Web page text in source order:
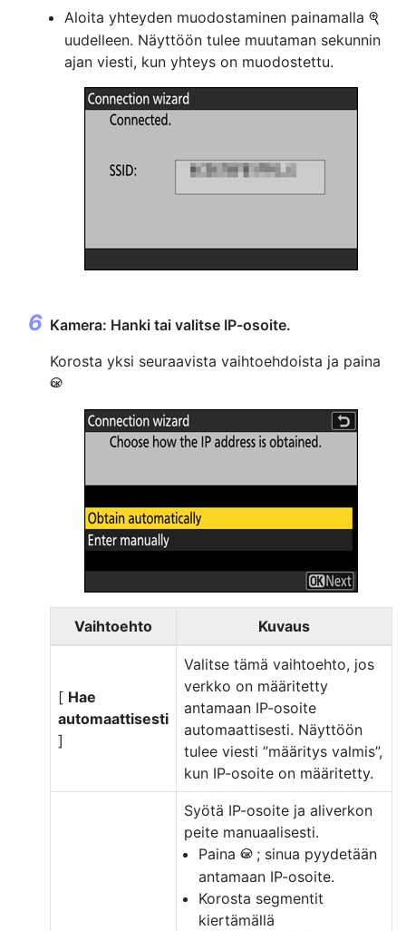
Aloita yhteyden muodostaminen painamalla X
uudelleen. Näyttöön tulee muutaman sekunnin
ajan viesti, kun yhteys on muodostettu.
Kamera: Hanki tai valitse IP-osoite.
Korosta yksi seuraavista vaihtoehdoista ja paina
J
Vaihtoehto Kuvaus
[ Hae
automaattisesti
]
Valitse tämä vaihtoehto, jos
verkko on määritetty
antamaan IP-osoite
automaattisesti. Näyttöön
tulee viesti ”määritys valmis”,
kun IP-osoite on määritetty.
Syötä IP-osoite ja aliverkon
peite manuaalisesti.
Paina J ; sinua pyydetään
antamaan IP-osoite.
Korosta segmentit
kiertämällä